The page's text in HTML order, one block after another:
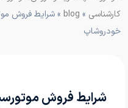
کارشناسی »
blog
خودروشاپ